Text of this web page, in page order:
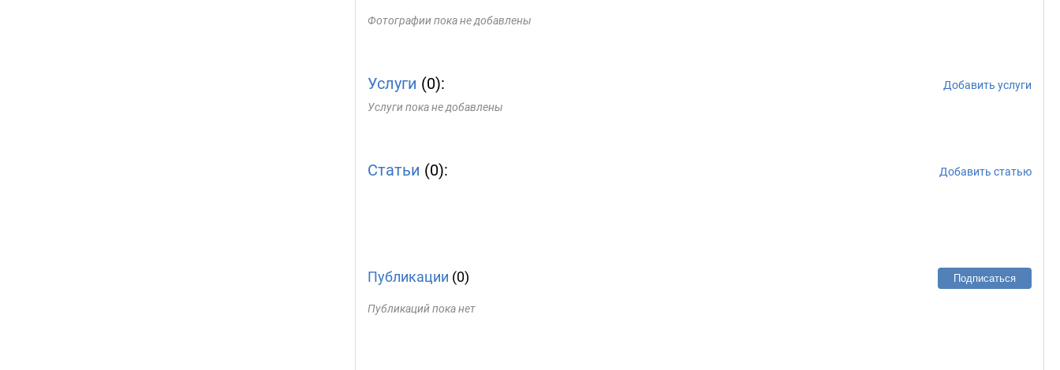
Фотографии пока не добавлены
Услуги (0):
Добавить услуги
Услуги пока не добавлены
Статьи (0): Добавить статью
Публикации (0) Подписаться
Публикаций пока нет